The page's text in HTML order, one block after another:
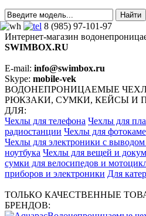
8 (985) 97-101-97
Интернет-магазин
SWIMBOX.RU
E-mail: info@swimbox.ru
Skype: mobile-vek
ВОДОНЕПРОНИЦАЕМЫЕ
РЮКЗАКИ, СУМКИ, КЕЙСЫ И
ДЛЯ:
Чехлы для телефона Чехлы для
радиостанции Чехлы для
Чехлы для электроники с выводом
ноутбука Чехлы для вещей и
сумки для велосипедов и
приборов и электроники Для
ТОЛЬКО КАЧЕСТВЕННЫЕ
БРЕНДОВ: